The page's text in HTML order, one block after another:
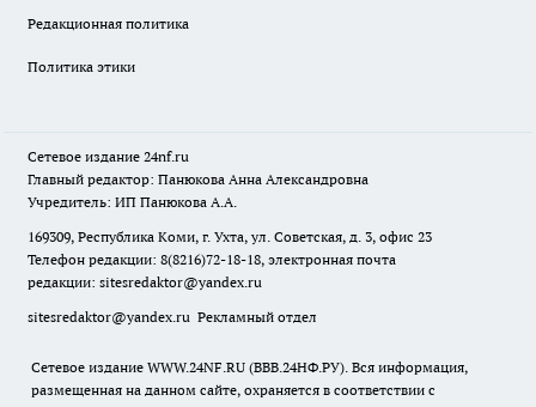
Редакционная политика
Политика этики
Сетевое издание 24nf.ru
Главный редактор: Панюкова Анна Александровна
Учредитель: ИП Панюкова А.А.
169309, Республика Коми, г. Ухта, ул. Советская, д. 3, офис 23
Телефон редакции: 8(8216)72-18-18, электронная почта
редакции: sitesredaktor@yandex.ru
sitesredaktor@yandex.ru Рекламный отдел
Сетевое издание WWW.24NF.RU (ВВВ.24НФ.РУ). Вся информация,
размещенная на данном сайте, охраняется в соответствии с